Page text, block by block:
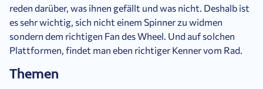
reden darüber, was ihnen gefällt und was nicht. Deshalb ist
es sehr wichtig, sich nicht einem Spinner zu widmen
sondern dem richtigen Fan des Wheel. Und auf solchen
Plattformen, findet man eben richtiger Kenner vom Rad.
Themen